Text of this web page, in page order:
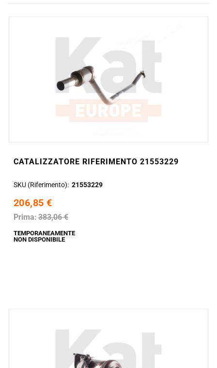
CATALIZZATORE RIFERIMENTO 21553229
SKU (Riferimento) 21553229
206,85 €
Prima: 383,06 €
TEMPORANEAMENTE
NON DISPONIBILE